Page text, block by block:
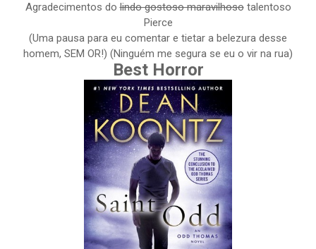
Agradecimentos dolindo gostoso maravilhosotalentoso
Pierce
(Uma pausa para eu comentar e tietar a belezura desse
homem, SEM OR!) (Ninguém me segura se eu o vir na rua)
Best Horror